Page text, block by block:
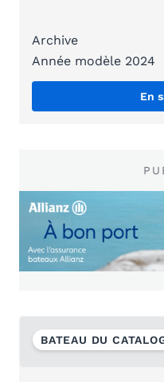
Archive
Année modèle 2024
En
BATEAU DU